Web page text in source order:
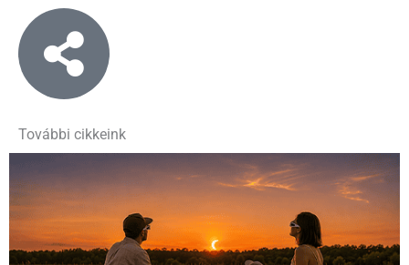
További cikkeink